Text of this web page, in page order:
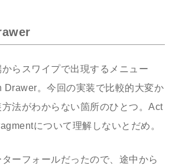
らスワイプで出現するメニュー
Drawer。今回の実装で比較的大変か
法がわからない箇所のひとつ。Act
について理解しないとだめ。
ーフォールだったので、途中から